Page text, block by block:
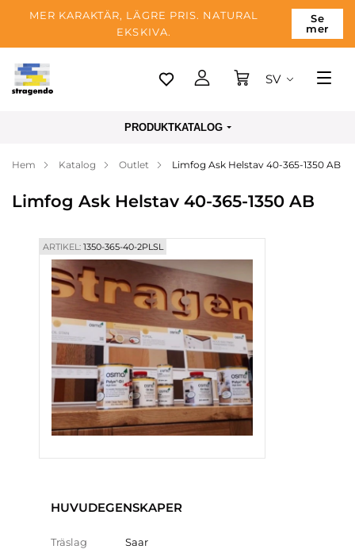
MER KARAKTÄR, LÄGRE PRIS. NATURAL
EKSKIVA.
Se
mer
Tallinn
Betalning
Om företaget
Kontakter
SV
PRODUKTKATALOG
Hem Katalog Outlet Limfog Ask Helstav 40-365-1350 AB
Limfog Ask Helstav 40-365-1350 AB
ARTIKEL:1350-365-40-2PLSL
HUVUDEGENSKAPER
Träslag Saar